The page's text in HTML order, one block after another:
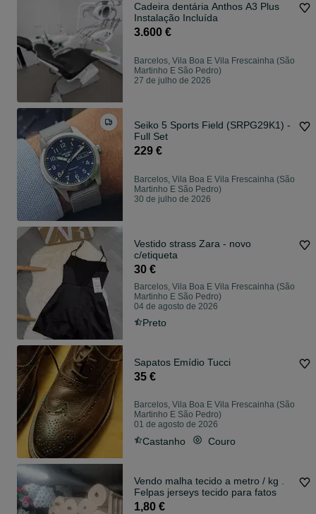
Cadeira dentária Anthos A3 Plus
Instalação Incluída
3.600 €
Barcelos, Vila Boa E Vila Frescainha (São
Martinho E São Pedro)
27 de julho de 2026
Seiko 5 Sports Field (SRPG29K1) -
Full Set
229 €
Barcelos, Vila Boa E Vila Frescainha (São
Martinho E São Pedro)
30 de julho de 2026
Vestido strass Zara - novo
c/etiqueta
30 €
Barcelos, Vila Boa E Vila Frescainha (São
Martinho E São Pedro)
04 de agosto de 2026
Preto
Sapatos Emídio Tucci
35 €
Barcelos, Vila Boa E Vila Frescainha (São
Martinho E São Pedro)
01 de agosto de 2026
Castanho Couro
Vendo malha tecido a metro / kg .
Felpas jerseys tecido para fatos
1,80 €